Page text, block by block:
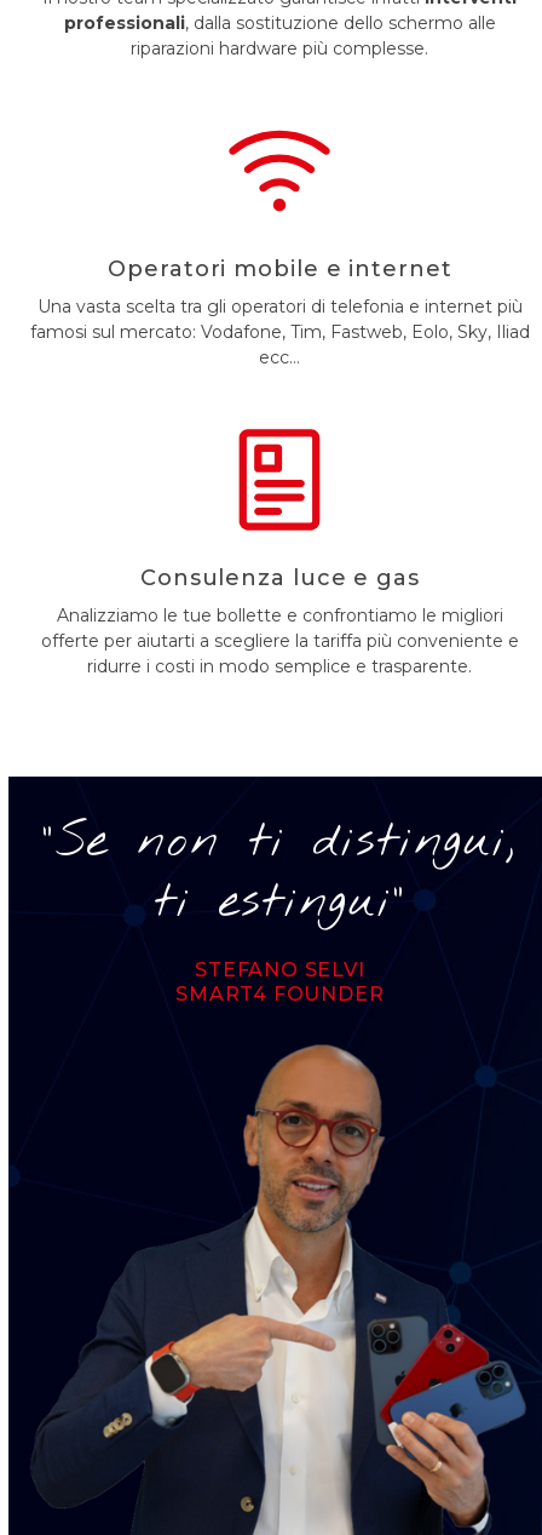
professionali, dalla sostituzione dello schermo alle
riparazioni hardware più complesse.
Operatori mobile e internet
Una vasta scelta tra gli operatori di telefonia e internet più
famosi sul mercato: Vodafone, Tim, Fastweb, Eolo, Sky, Iliad
ecc…
Consulenza luce e gas
Analizziamo le tue bollette e confrontiamo le migliori
offerte per aiutarti a scegliere la tariffa più conveniente e
ridurre i costi in modo semplice e trasparente.
"Se non ti distingui,
ti estingui"
STEFANO SELVI
SMART4 FOUNDER